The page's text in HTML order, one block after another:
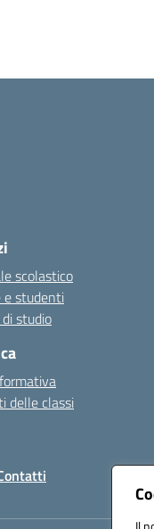
scolastico
e studenti
studio
delle classi